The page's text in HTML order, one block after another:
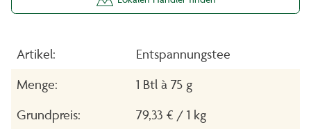
Artikel:
Entspannungstee
Menge:
1 Btl à 75 g
Grundpreis:
79,33 € / 1 kg